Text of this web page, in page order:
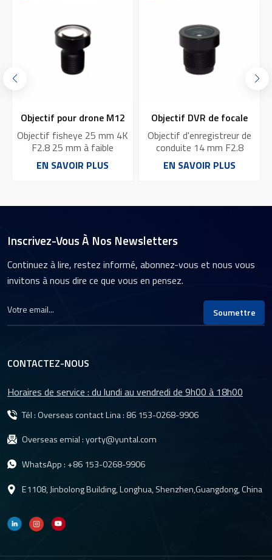
Objectif DVR de focale
3,55 mm, fabricant YT-
1549-R1
Objectif d'enregistreur de
conduite 14 mm F2.8
compatible avec les prises
en chargeFabricant
entièrement en verre
vidéosurveillance avec
filtre IR 650 nm
EN SAVOIR PLUS
Objectif d'enregistreur à
capteur 6G 1/2,7 3 mm
f/1,8 ISX031 YT-1698-F1
Exemple d'objectif : 6G
1/2,7 pouce 3 mm f/1,8
ISX031, objectif à capteur
HD fixe 4 Mpx pour drone,
EN SAVOIR PLUS
Inscrivez-Vous À Nos Newsletters
Continuez à lire, restez informé, abonnez-vous et nous vous
invitons à nous dire ce que vous en pensez.
Soumettre
CONTACTEZ-NOUS
Horaires de service : du lundi au vendredi de 9h00 à 18h00
Tél : Overseas contact Lina : 86 153-0268-9906
Overseas emial :yorty@yuntal.com
WhatsApp : +86 153-0268-9906
E1108, Jinbolong Building, Longhua, Shenzhen,Guangdong, China